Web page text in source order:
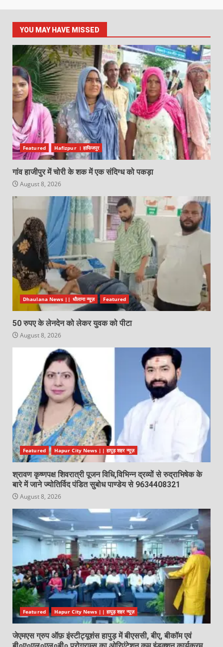
YOU MAY HAVE MISSED
Featured Hafizpur । हाफिजपुर
गांव हाजीपुर में चोरी के शक में एक संदिग्ध को पकड़ा
August 8, 2026
Dhaulana News || धौलाना न्यूज़ Featured
50 रुपए के लेनदेन को लेकर युवक को पीटा
August 8, 2026
Featured Hapur City News || हापुड़ शहर न्यूज़
श्रावण कृष्णपक्ष शिवरात्री पूजन विधि,विभिन्न द्रव्यों से रुद्राभिषेक के
बारे में जाने ज्योतिर्विद पंडित सुबोध पाण्डेय से 9634408321
August 8, 2026
Featured Hapur City News || हापुड़ शहर न्यूज़
जेएमएस ग्रुप ऑफ़ इंस्टीट्यूशंस हापुड़ में बीएससी, बीए, बीकॉम एवं